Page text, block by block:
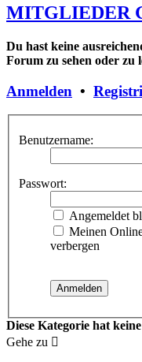
MITGLIEDER
Du hast keine
Forum zu sehen oder zu
Anmelden •
Benutzername:
Passwort:
Angemeldet
Meinen
verbergen
Diese Kategorie hat
Gehe zu